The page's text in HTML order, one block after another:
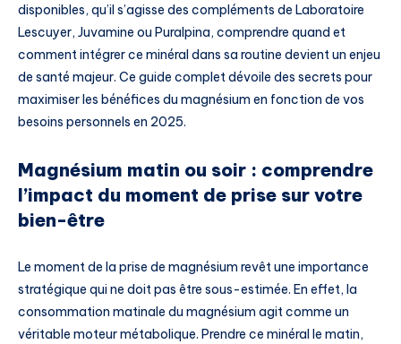
disponibles, qu’il s’agisse des compléments de Laboratoire
Lescuyer, Juvamine ou Puralpina, comprendre quand et
comment intégrer ce minéral dans sa routine devient un enjeu
de santé majeur. Ce guide complet dévoile des secrets pour
maximiser les bénéfices du magnésium en fonction de vos
besoins personnels en 2025.
Magnésium matin ou soir : comprendre
l’impact du moment de prise sur votre
bien-être
Le moment de la prise de magnésium revêt une importance
stratégique qui ne doit pas être sous-estimée. En effet, la
consommation matinale du magnésium agit comme un
véritable moteur métabolique. Prendre ce minéral le matin,